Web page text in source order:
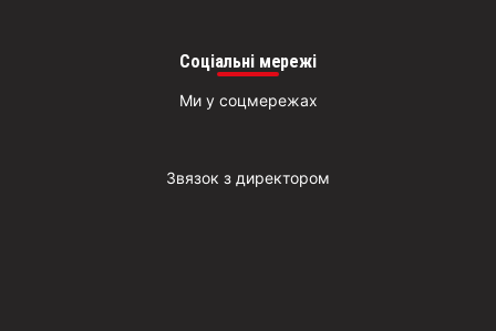
Соціальні мережі
Ми у соцмережах
Звязок з директором